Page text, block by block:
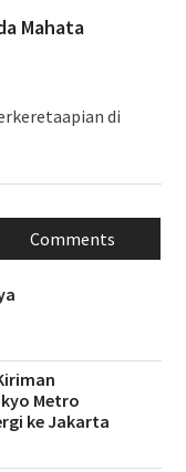
Mahata
di
Comments
Metro
ke Jakarta